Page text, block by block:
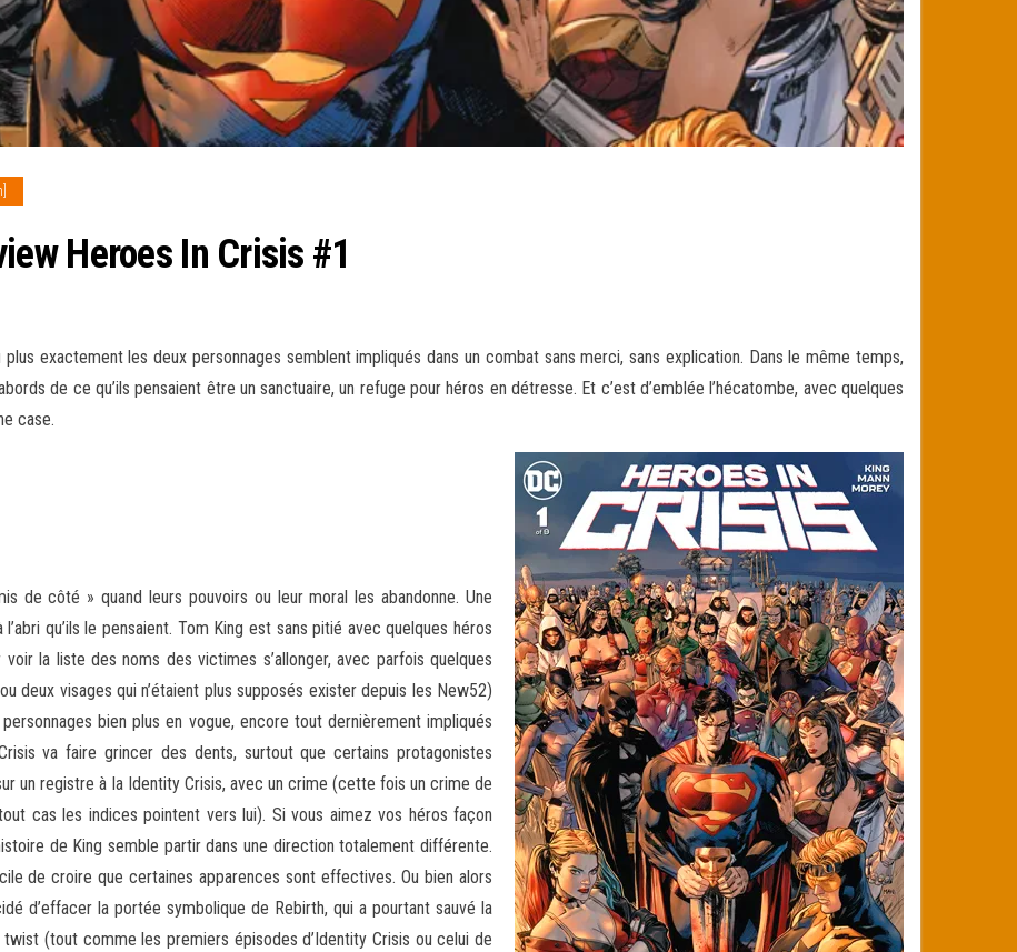
Heroes In Crisis #1
exactement les deux personnages semblent impliqués dans un combat sans merci, sans explication. Dans le même temps,
de ce qu’ils pensaient être un sanctuaire, un refuge pour héros en détresse. Et c’est d’emblée l’hécatombe, avec quelques
case.
de côté » quand leurs pouvoirs ou leur moral les abandonne. Une
qu’ils le pensaient. Tom King est sans pitié avec quelques héros
la liste des noms des victimes s’allonger, avec parfois quelques
deux visages qui n’étaient plus supposés exister depuis les New52)
bien plus en vogue, encore tout dernièrement impliqués
va faire grincer des dents, surtout que certains protagonistes
un registre à la Identity Crisis, avec un crime (cette fois un crime de
cas les indices pointent vers lui). Si vous aimez vos héros façon
de King semble partir dans une direction totalement différente.
de croire que certaines apparences sont effectives. Ou bien alors
d’effacer la portée symbolique de Rebirth, qui a pourtant sauvé la
(tout comme les premiers épisodes d’Identity Crisis ou celui de